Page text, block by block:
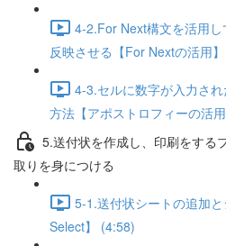
4-2.For Next構文を活用
反映させる【For Nextの活用
4-3.セルに数字が入力さ
方法【アポストロフィーの活
5.送付状を作成し、印刷をする
取りを身につける
5-1.送付状シートの追加と
Select】 (4:58)